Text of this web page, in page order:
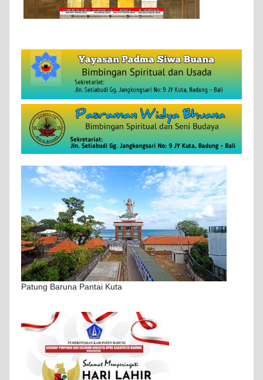
Patung Baruna Pantai Kuta